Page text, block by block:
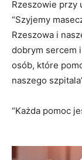
Rzeszowie przy
“Szyjemy
Rzeszowa i
dobrym sercem
osób, które
naszego
“Każda pomoc